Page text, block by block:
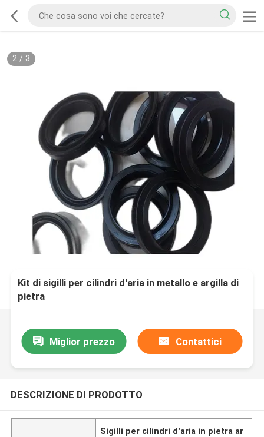
2/ 3
Kit di sigilli per cilindri d'aria in metallo e argilla di
pietra
Miglior prezzo Contattici
DESCRIZIONE DI PRODOTTO
Sigilli per cilindri d'aria in pietra ar